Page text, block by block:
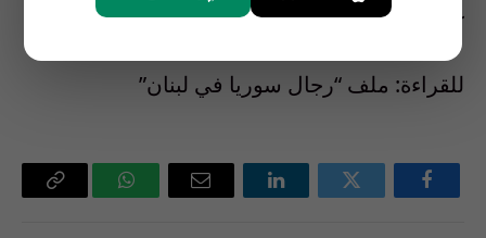
غزالي ومساعده السابق في بيروت جامع جامع.
للقراءة: ملف “رجال سوريا في لبنان”
فيسبوك تويتر لينكدإن
البريد
واتساب Copy